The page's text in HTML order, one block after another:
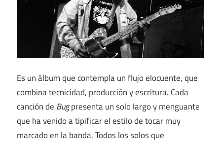
Es un álbum que contempla un flujo elocuente, que
combina tecnicidad, producción y escritura. Cada
canción de Bugpresenta un solo largo y menguante
que ha venido a tipificar el estilo de tocar muy
marcado en la banda. Todos los solos que